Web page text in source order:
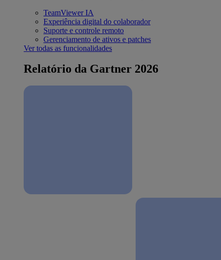
TeamViewer IA
Experiência digital do colaborador
Suporte e controle remoto
Gerenciamento de ativos e patches
Ver todas as funcionalidades
Relatório da Gartner 2026